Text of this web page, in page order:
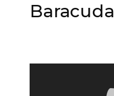
Baracuda